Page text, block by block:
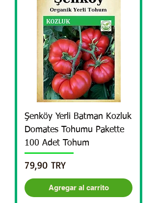
Şenköy Yerli Batman Kozluk
Domates Tohumu Pakette
100 Adet Tohum
Precio
79,90 TRY
Agregar al carrito